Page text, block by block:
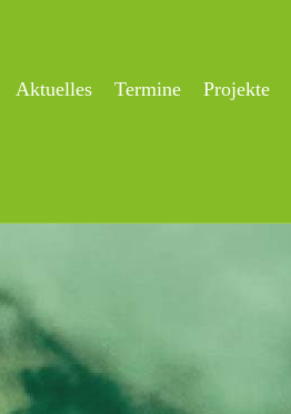
Aktuelles Termine Projekte